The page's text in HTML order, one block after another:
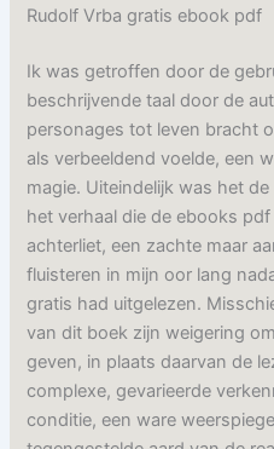
Rudolf Vrba gratis ebook pdf
Ik was getroffen door de
beschrijvende taal door de
personages tot leven bracht
als verbeeldend voelde, een
magie. Uiteindelijk was het
het verhaal die de ebooks
achterliet, een zachte maar
fluisteren in mijn oor lang
gratis had uitgelezen.
van dit boek zijn weigering
geven, in plaats daarvan de
complexe, gevarieerde
conditie, een ware